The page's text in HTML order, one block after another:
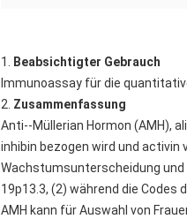
1. Beabsichtigter Gebrauch
Immunoassay für die
2. Zusammenfassung
Anti--Müllerian Hormon (AMH),
inhibin bezogen wird und
Wachstumsunterscheidung und
19p13.3, (2) während die Codes
AMH kann für Auswahl von